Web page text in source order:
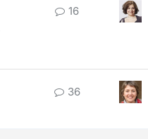
16
36